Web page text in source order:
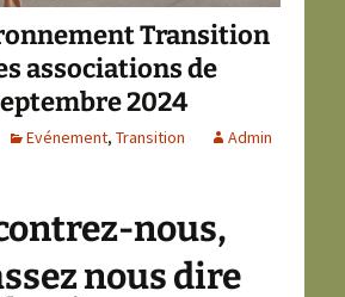
Transition
associations de
2024
Evénement, Transition
Admin
nous,
nous dire